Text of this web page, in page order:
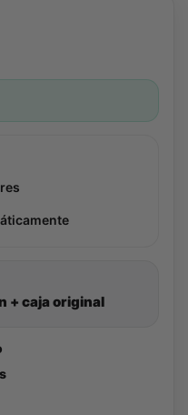
+ caja original